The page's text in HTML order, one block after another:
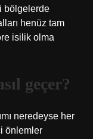
bölgelerde
henüz tam
isilik olma
geçer?
neredeyse her
önlemler